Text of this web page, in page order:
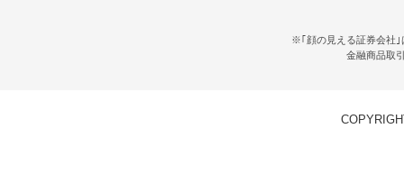
※｢顔の見える証券会社｣
金融商品取